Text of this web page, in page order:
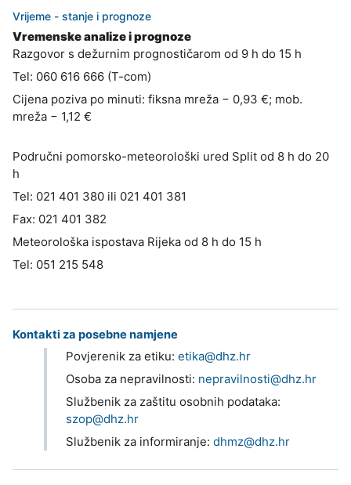
Vrijeme - stanje i prognoze
Vremenske analize i prognoze
Razgovor s dežurnim prognostičarom od 9 h do 15 h
Tel: 060 616 666 (T-com)
Cijena poziva po minuti: fiksna mreža − 0,93 €; mob.
mreža − 1,12 €
Područni pomorsko-meteorološki ured Split od 8 h do 20
h
Tel: 021 401 380 ili 021 401 381
Fax: 021 401 382
Meteorološka ispostava Rijeka od 8 h do 15 h
Tel: 051 215 548
Kontakti za posebne namjene
Povjerenik za etiku: etika@dhz.hr
Osoba za nepravilnosti: nepravilnosti@dhz.hr
Službenik za zaštitu osobnih podataka:
szop@dhz.hr
Službenik za informiranje: dhmz@dhz.hr